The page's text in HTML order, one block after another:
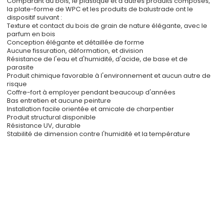
la plate-forme de WPC et les produits de balustrade ont le
dispositif suivant :
Texture et contact du bois de grain de nature élégante, avec le
parfum en bois
Conception élégante et détaillée de forme
Aucune fissuration, déformation, et division
Résistance de l'eau et d'humidité, d'acide, de base et de
parasite
Produit chimique favorable à l'environnement et aucun autre de
risque
Coffre-fort à employer pendant beaucoup d'années
Bas entretien et aucune peinture
Installation facile orientée et amicale de charpentier
Produit structural disponible
Résistance UV, durable
Stabilité de dimension contre l'humidité et la température